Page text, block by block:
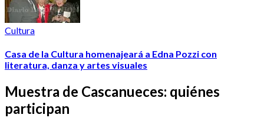
Cultura
Casa de la Cultura homenajeará a Edna Pozzi con
literatura, danza y artes visuales
Muestra de Cascanueces: quiénes
participan